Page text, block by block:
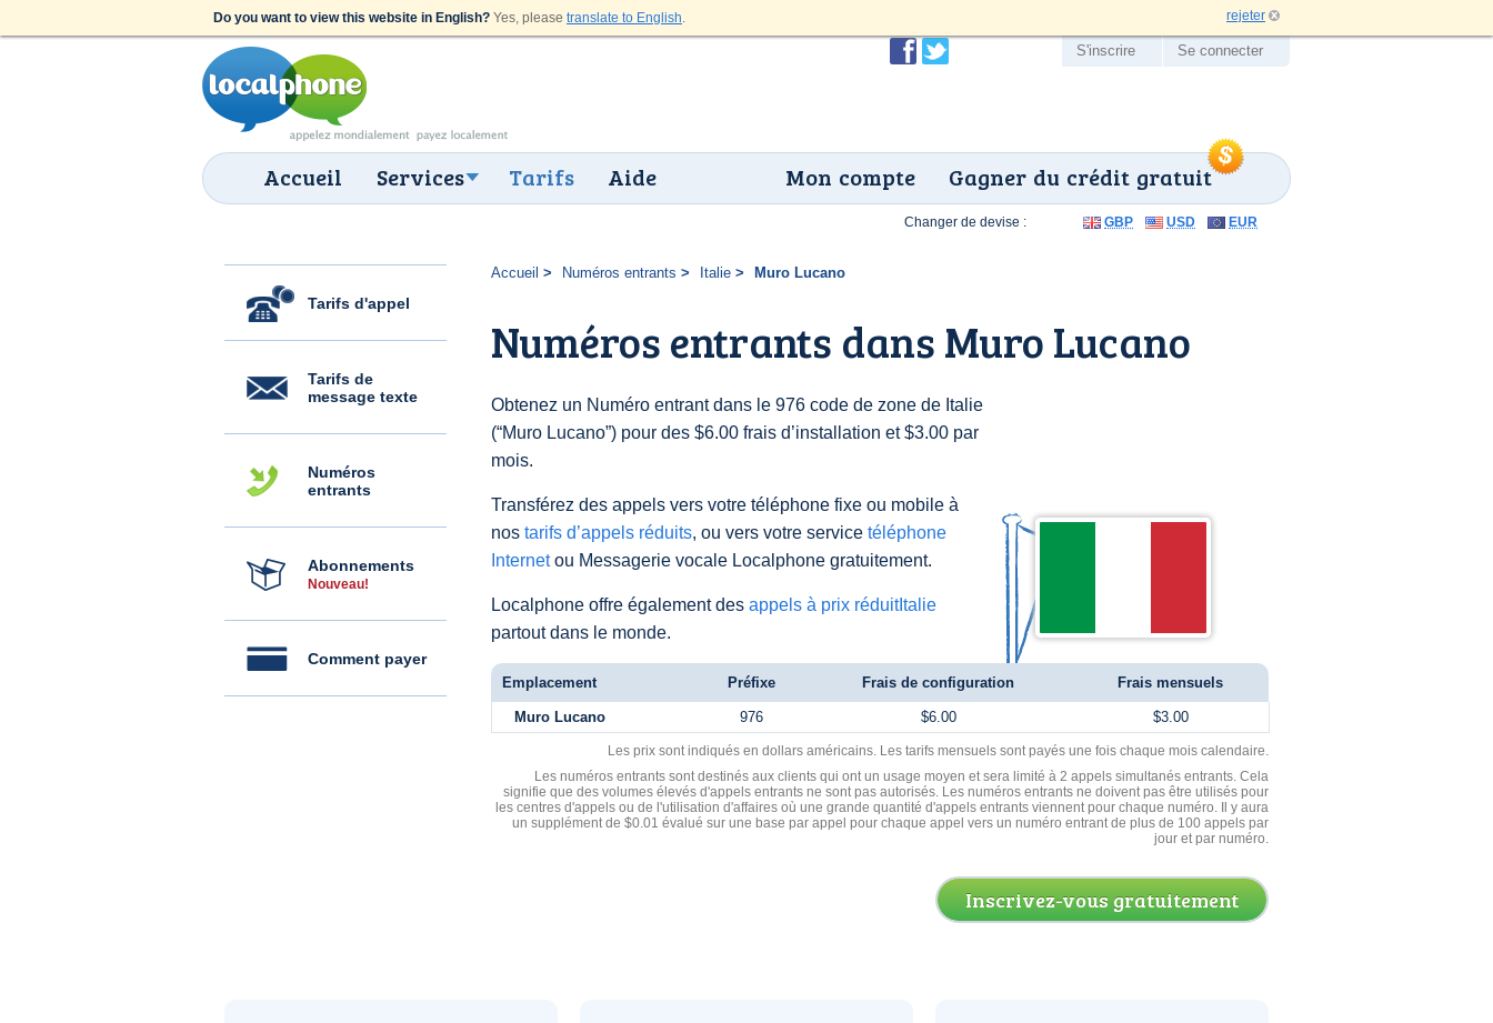
Do you want to view this website in English? Yes, please translate to English. rejeter
Accueil Services Tarifs Aide Gagner du crédit gratuit
Mon compte
S'inscrire Se connecter
Tarifs d'appel
Tarifs de
message texte
Numéros
entrants
Abonnements
Nouveau!
Comment payer
Accueil Numéros entrants Italie Muro Lucano
Numéros entrants dans Muro Lucano
Obtenez un Numéro entrant dans le 976 code de zone de Italie
(“Muro Lucano”) pour des $6.00 frais d’installation et $3.00 par
mois.
Transférez des appels vers votre téléphone fixe ou mobile à
nos tarifs d’appels réduits, ou vers votre service téléphone
Internetou Messagerie vocale Localphone gratuitement.
Localphone offre également des appels à prix réduitItalie
partout dans le monde.
Changer de devise : GBP USD EUR
Emplacement Préfixe Frais de configuration Frais mensuels
Muro Lucano 976 $6.00 $3.00
Les prix sont indiqués en dollars américains. Les tarifs mensuels sont payés une fois chaque mois calendaire.
Les numéros entrants sont destinés aux clients qui ont un usage moyen et sera limité à 2 appels simultanés entrants. Cela
signifie que des volumes élevés d'appels entrants ne sont pas autorisés. Les numéros entrants ne doivent pas être utilisés pour
les centres d'appels ou de l'utilisation d'affaires où une grande quantité d'appels entrants viennent pour chaque numéro. Il y aura
un supplément de $0.01 évalué sur une base par appel pour chaque appel vers un numéro entrant de plus de 100 appels par
jour et par numéro.
Inscrivez-vous gratuitement